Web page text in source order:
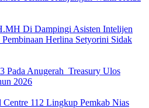
Di Dampingi Asisten Intelijen
Herlina Setyorini Sidak
Pada Anugerah Treasury Ulos
2026
Centre 112 Lingkup Pemkab Nias